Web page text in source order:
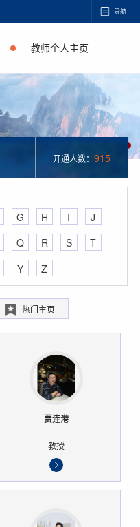
导航
教师个人主页
开通人数： 915
G H I
J
Q R S
T
Y Z
热门主页
贾连港
教授